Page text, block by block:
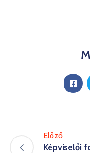
Előző
Képviselői